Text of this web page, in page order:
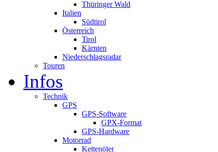
Thüringer Wald
Italien
Südtirol
Österreich
Tirol
Kärnten
Niederschlagsradar
Touren
Infos
Technik
GPS
GPS-Software
GPX-Format
GPS-Hardware
Motorrad
Kettenöler